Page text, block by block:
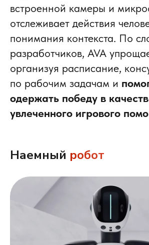
встроенной камеры и
отслеживает действия
понимания контекста. По
разработчиков, AVA
организуя расписание,
по рабочим задачам и
одержать победу в
увлеченного игрового
Наемный робот